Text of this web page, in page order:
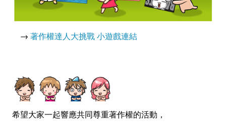
→ 著作權達人大挑戰 小遊戲連結
希望大家一起響應共同尊重著作權的活動，